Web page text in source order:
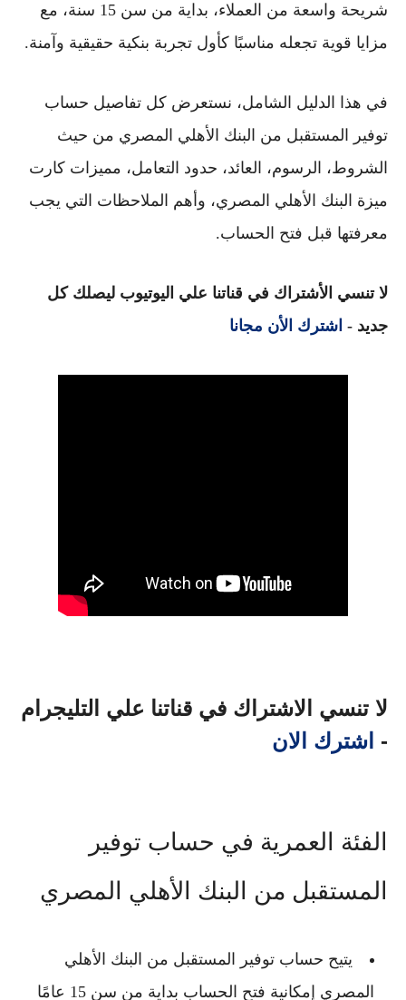
شريحة واسعة من العملاء، بداية من سن 15 سنة، مع
مزايا قوية تجعله مناسبًا كأول تجربة بنكية حقيقية وآمنة.
في هذا الدليل الشامل، نستعرض كل تفاصيل حساب
توفير المستقبل من البنك الأهلي المصري من حيث
الشروط، الرسوم، العائد، حدود التعامل، مميزات كارت
ميزة البنك الأهلي المصري، وأهم الملاحظات التي يجب
معرفتها قبل فتح الحساب.
لا تنسي الأشتراك في قناتنا علي اليوتيوب ليصلك كل
جديد - اشترك الأن مجانا
لا تنسي الاشتراك في قناتنا علي التليجرام
- اشترك الان
الفئة العمرية في حساب توفير
المستقبل من البنك الأهلي المصري
يتيح حساب توفير المستقبل من البنك الأهلي
المصري
إمكانية فتح الحساب بداية من سن 15 عامًا